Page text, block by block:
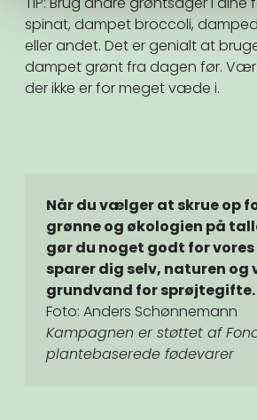
spinat, dampet broccoli,
eller andet. Det er genialt at
dampet grønt fra dagen før.
der ikke er for meget væde i.
Når du vælger at skrue op
grønne og økologien på
gør du noget godt for
sparer dig selv, naturen og
grundvand for sprøjtegifte.
Foto: Anders Schønnemann
Kampagnen er støttet af
plantebaserede fødevarer